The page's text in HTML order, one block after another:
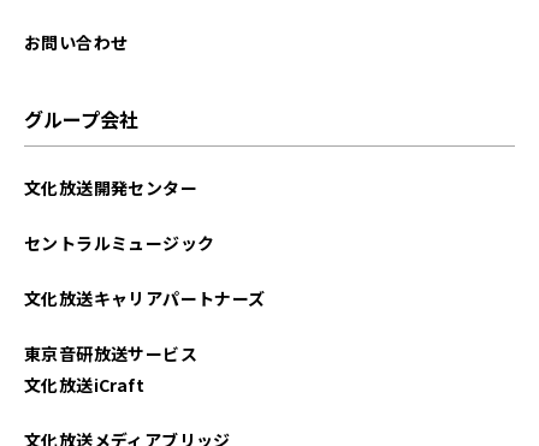
お問い合わせ
グループ会社
文化放送開発センター
セントラルミュージック
文化放送キャリアパートナーズ
東京音研放送サービス
文化放送iCraft
文化放送メディアブリッジ